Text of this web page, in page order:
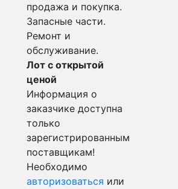
продажа и покупка.
Запасные части.
Ремонт и
обслуживание.
Лот с открытой
ценой
Информация о
заказчике доступна
только
зарегистрированным
поставщикам!
Необходимо
авторизоваться или